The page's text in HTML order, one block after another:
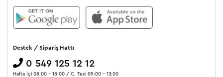
Destek / Sipariş Hattı
0 549 125 12 12
Hafta İçi 08:00 - 18:00 / C. Tesi 09:00 - 13:00